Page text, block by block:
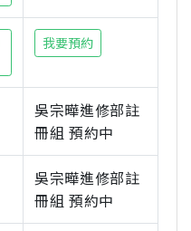
我要預約
吳宗曄進修部註
冊組 預約中
吳宗曄進修部註
冊組 預約中